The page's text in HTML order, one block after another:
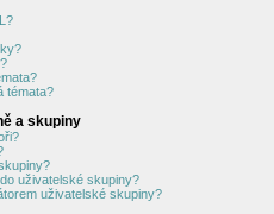
témata?
a skupiny
uživatelské skupiny?
uživatelské skupiny?